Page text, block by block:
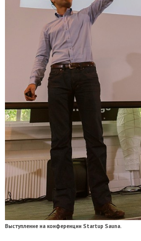
Выступление на конференции Startup Sauna.